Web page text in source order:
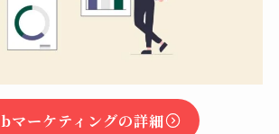
マーケティングの詳細